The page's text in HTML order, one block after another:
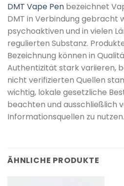
DMT Vape Pen bezeichnet
DMT in Verbindung gebracht
psychoaktiven und in vielen
regulierten Substanz.
Bezeichnung können in
Authentizität stark variieren,
nicht verifizierten Quellen
wichtig, lokale gesetzliche
beachten und ausschließlich
Informationsquellen zu nutzen.
ÄHNLICHE PRODUKTE